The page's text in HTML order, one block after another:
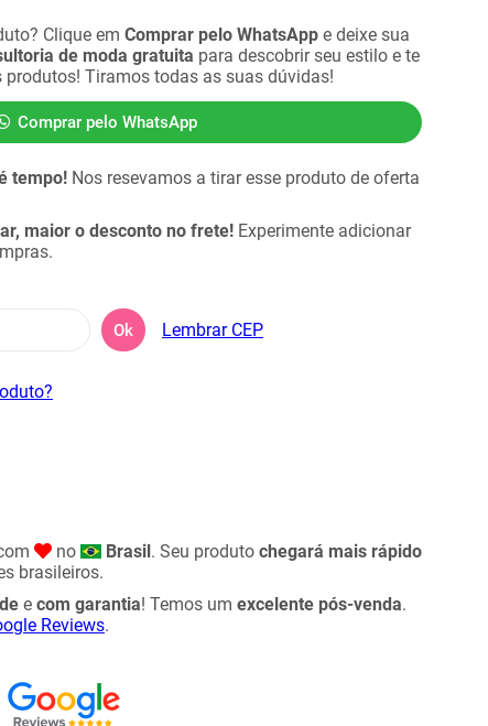
Clique em Comprar pelo WhatsApp e deixe sua
de moda gratuita para descobrir seu estilo e te
produtos! Tiramos todas as suas dúvidas!
Comprar pelo WhatsApp
tempo! Nos resevamos a tirar esse produto de oferta
maior o desconto no frete! Experimente adicionar
Ok Lembrar CEP
no Brasil. Seu produto chegará mais rápido
brasileiros.
e com garantia! Temos um excelente pós-venda.
Reviews.